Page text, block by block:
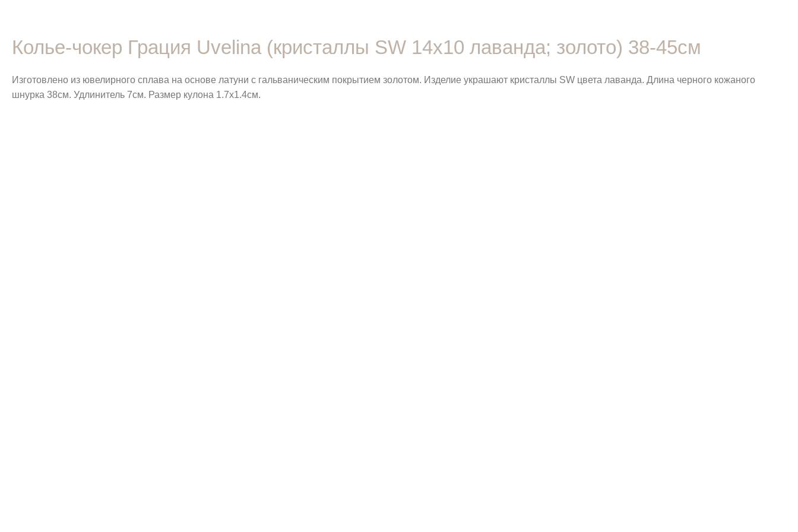
Колье-чокер Грация Uvelina (кристаллы SW 14х10 лаванда; золото) 38-45см
Изготовлено из ювелирного сплава на основе латуни с гальваническим покрытием золотом. Изделие украшают кристаллы SW цвета лаванда. Длина черного кожаного
шнурка 38см. Удлинитель 7см. Размер кулона 1.7х1.4см.